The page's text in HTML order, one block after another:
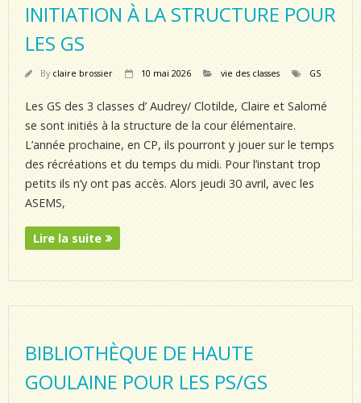
INITIATION À LA STRUCTURE POUR
LES GS
By claire brossier 10 mai 2026 vie des classes GS
Les GS des 3 classes d’ Audrey/ Clotilde, Claire et Salomé
se sont initiés à la structure de la cour élémentaire.
L’année prochaine, en CP, ils pourront y jouer sur le temps
des récréations et du temps du midi. Pour l’instant trop
petits ils n’y ont pas accès. Alors jeudi 30 avril, avec les
ASEMS,
Lire la suite
BIBLIOTHÈQUE DE HAUTE
GOULAINE POUR LES PS/GS